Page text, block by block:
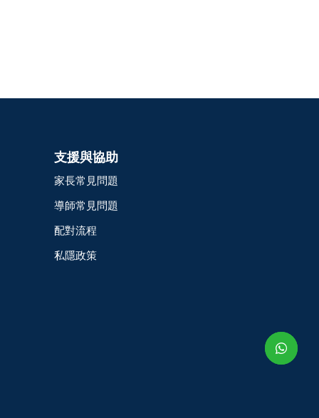
支援與協助
家長常見問題
導師常見問題
配對流程
私隱政策